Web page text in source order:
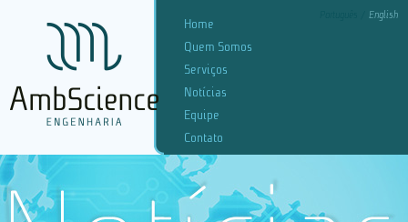
English
Home
Quem Somos
Serviços
Notícias
Equipe
Contato